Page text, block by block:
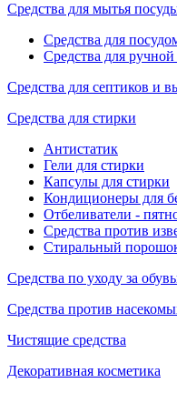
Средства для мытья
Средства для
Средства для
Средства для септиков и
Средства для стирки
Антистатик
Гели для стирки
Капсулы для стирки
Кондиционеры для
Отбеливатели -
Средства против
Стиральный
Средства по уходу за
Средства против
Чистящие средства
Декоративная косметика